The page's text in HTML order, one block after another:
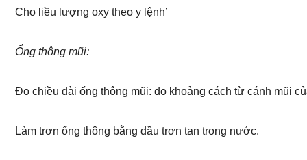
Cho liều lượng oxy theo y lệnh’
Ống thông mũi:
Đo chiều dài ống thông mũi: đo khoảng cách từ cánh mũi
Làm trơn ống thông bằng dầu trơn tan trong nước.